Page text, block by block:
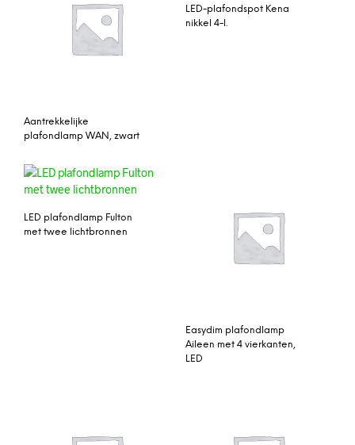
Aantrekkelijke
plafondlamp WAN, zwart
LED-plafondspot Kena
nikkel 4-l.
LED plafondlamp Fulton
met twee lichtbronnen
Easydim plafondlamp
Aileen met 4 vierkanten,
LED